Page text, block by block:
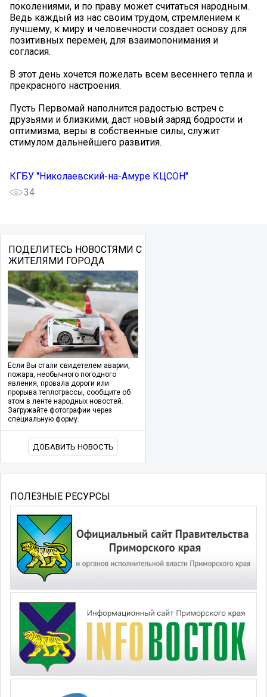
поколениями, и по праву может считаться народным.
Ведь каждый из нас своим трудом, стремлением к
лучшему, к миру и человечности создает основу для
позитивных перемен, для взаимопонимания и
согласия.
В этот день хочется пожелать всем весеннего тепла и
прекрасного настроения.
Пусть Первомай наполнится радостью встреч с
друзьями и близкими, даст новый заряд бодрости и
оптимизма, веры в собственные силы, служит
стимулом дальнейшего развития.
КГБУ "Николаевский-на-Амуре КЦСОН"
34
ПОДЕЛИТЕСЬ НОВОСТЯМИ С
ЖИТЕЛЯМИ ГОРОДА
Если Вы стали свидетелем аварии,
пожара, необычного погодного
явления, провала дороги или
прорыва теплотрассы, сообщите об
этом в ленте народных новостей.
Загружайте фотографии через
специальную форму.
ДОБАВИТЬ НОВОСТЬ
ПОЛЕЗНЫЕ РЕСУРСЫ